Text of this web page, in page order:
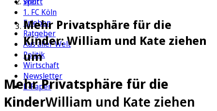
1. FC Köln
Erleben
Ratgeber
Aus aller Welt
Politik
Wirtschaft
Newsletter
E-Paper
Mehr Privatsphäre für die
Kinder: William und Kate ziehen
um
Mehr Privatsphäre für die
KinderWilliam und Kate ziehen